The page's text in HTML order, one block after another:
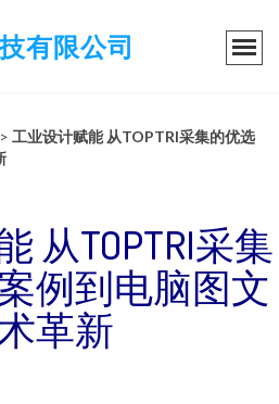
有限公司
> 工业设计赋能 从TOPTRI采集的优选
从TOPTRI采集
例到电脑图文
革新